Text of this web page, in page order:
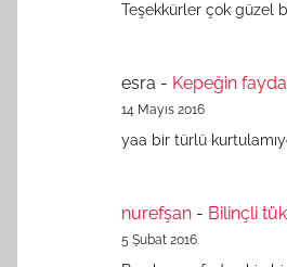
Teşekkürler çok güzel
esra - Kepeğin
14 Mayıs 2016
yaa bir türlü
nurefşan - Bilinçli
5 Şubat 2016